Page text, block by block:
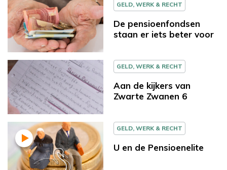
GELD, WERK & RECHT
De pensioenfondsen
staan er iets beter voor
GELD, WERK & RECHT
Aan de kijkers van
Zwarte Zwanen 6
GELD, WERK & RECHT
U en de Pensioenelite